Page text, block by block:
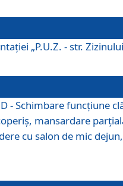
„P.U.Z. - str.
- Schimbare funcţiune
mansardare
cu salon de mic